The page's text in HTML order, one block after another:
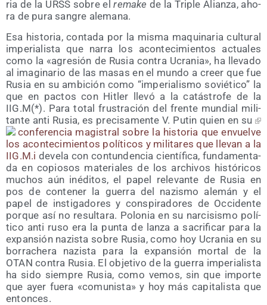
ria de la URSS sobre elrema­ke de la Tri­ple Alian­za, aho­
ra de pura san­gre alemana.
Esa his­to­ria, con­ta­da por la mis­ma maqui­na­ria cul­tu­ral
impe­ria­lis­ta que narra los acon­te­ci­mien­tos actua­les
como la «agre­sión de Rusia con­tra Ucra­nia», ha lle­va­do
al ima­gi­na­rio de las masas en el mun­do a creer que fue
Rusia en su ambi­ción como “impe­ria­lis­mo sovié­ti­co” la
que en pac­tos con Hitler lle­vó a la catás­tro­fe de la
IIG.M(*). Para total frus­tra­ción del fren­te mun­dial mili­
tan­te anti Rusia, es pre­ci­sa­men­te V. Putin quien en su
con­fe­ren­cia magis­tral sobre la his­to­ria que envuel­ve
los acon­te­ci­mien­tos polí­ti­cos y mili­ta­res que lle­van a la
IIG.M.i deve­la con con­tun­den­cia cien­tí­fi­ca, fun­da­men­ta­
da en copio­sos mate­ria­les de los archi­vos his­tó­ri­cos
muchos aún iné­di­tos, el papel rele­van­te de Rusia en
pos de con­te­ner la gue­rra del nazis­mo ale­mán y el
papel de ins­ti­ga­do­res y cons­pi­ra­do­res de Occi­den­te
por­que así no resul­ta­ra. Polo­nia en su nar­ci­sis­mo polí­
ti­co anti ruso era la pun­ta de lan­za a sacri­fi­car para la
expan­sión nazis­ta sobre Rusia, como hoy Ucra­nia en su
borra­che­ra nazis­ta para la expan­sión mor­tal de la
OTAN con­tra Rusia. El obje­ti­vo de la gue­rra impe­ria­lis­ta
ha sido siem­pre Rusia, como vemos, sin que impor­te
que ayer fue­ra «comu­nis­ta» y hoy más capi­ta­lis­ta que
entonces.